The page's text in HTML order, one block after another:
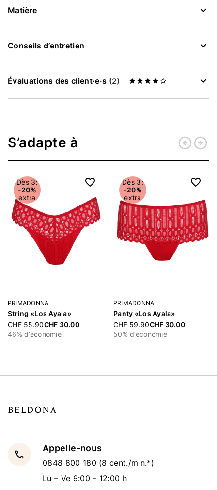
Matière
Conseils d’entretien
Évaluations des client·e·s (2)
S’adapte à arrow_circle_leftarrow_circle_right
Dès 3:
-20%
extra
PRIMADONNA
String «Los Ayala»
Price reduced from
CHF 55.90CHF 30.00
46% d’économie
Dès 3:
-20%
extra
PRIMADONNA
Panty «Los Ayala»
Price reduced from
CHF 59.90CHF 30.00
50% d’économie
local_phone
Appelle-nous
0848 800 180 (8 cent./min.*)
Lu – Ve 9:00 – 12:00 h